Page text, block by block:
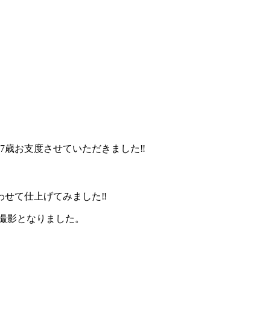
歳お支度させていただきました‼︎
せて仕上げてみました‼︎
影となりました。